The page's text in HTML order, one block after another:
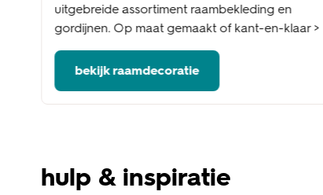
uitgebreide assortiment raambekleding en
gordijnen. Op maat gemaakt of kant-en-klaar >
bekijk raamdecoratie
hulp & inspiratie